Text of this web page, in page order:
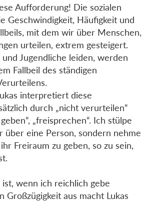
Aufforderung! Die sozialen
Geschwindigkeit, Häufigkeit und
mit dem wir über Menschen,
urteilen, extrem gesteigert.
Jugendliche leiden, werden
Fallbeil des ständigen
interpretiert diese
durch „nicht verurteilen“
„freisprechen“. Ich stülpe
über eine Person, sondern nehme
Freiraum zu geben, so zu sein,
ist, wenn ich reichlich gebe
Großzügigkeit aus macht Lukas